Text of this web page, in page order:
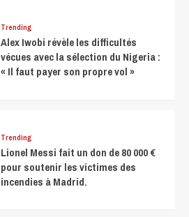
Trending
Alex Iwobi révèle les difficultés
vécues avec la sélection du Nigeria :
« Il faut payer son propre vol »
Trending
Lionel Messi fait un don de 80 000 €
pour soutenir les victimes des
incendies à Madrid.